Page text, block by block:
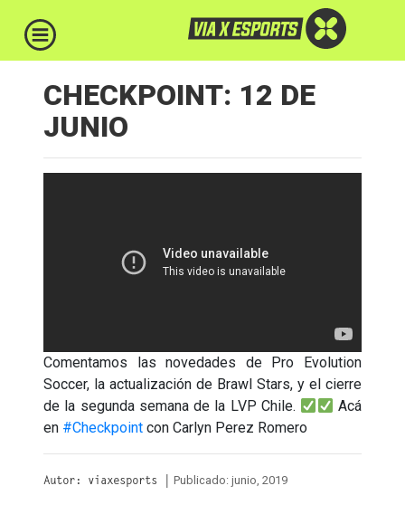
CHECKPOINT: 12 DE
JUNIO
Comentamos las novedades de Pro Evolution
Soccer, la actualización de Brawl Stars, y el cierre
de la segunda semana de la LVP Chile.
Acá
en #Checkpoint con Carlyn Perez Romero
Autor: viaxesports | Publicado: junio, 2019